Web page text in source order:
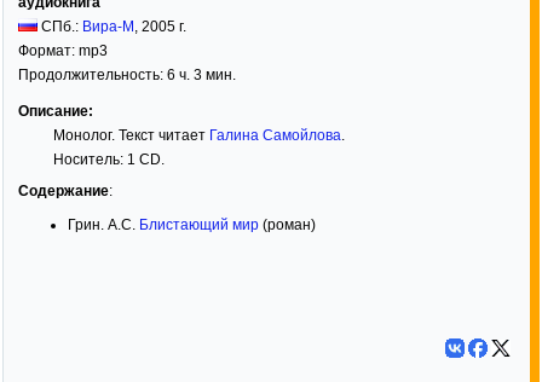
СПб.: Вира-М 2005 г.
Формат: mp3
Продолжительность: 6 ч. 3 мин.
Описание:
Монолог. Текст читает Галина Самойлова
Носитель: 1 CD.
Содержание:
Грин. А.С. Блистающий мир (роман)